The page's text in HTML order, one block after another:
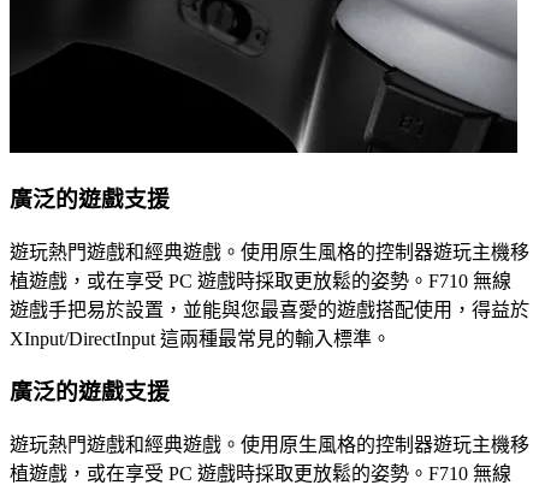
廣泛的遊戲支援
遊玩熱門遊戲和經典遊戲。使用原生風格的控制器遊玩主機移
植遊戲，或在享受 PC 遊戲時採取更放鬆的姿勢。F710 無線
遊戲手把易於設置，並能與您最喜愛的遊戲搭配使用，得益於
XInput/DirectInput 這兩種最常見的輸入標準。
廣泛的遊戲支援
遊玩熱門遊戲和經典遊戲。使用原生風格的控制器遊玩主機移
植遊戲，或在享受 PC 遊戲時採取更放鬆的姿勢。F710 無線